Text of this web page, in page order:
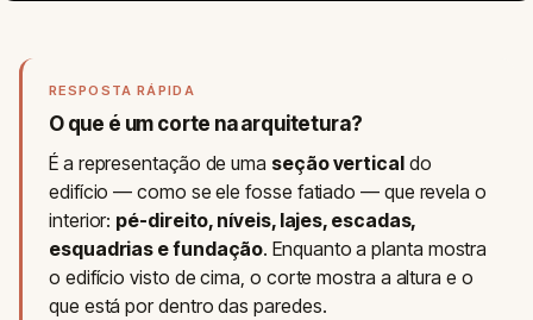
RESPOSTA RÁPIDA
O que é um corte na arquitetura?
É a representação de uma seção verticaldo
edifício — como se ele fosse fatiado — que revela o
interior: pé-direito, níveis, lajes, escadas,
esquadrias e fundação. Enquanto a planta mostra
o edifício visto de cima, o corte mostra a altura e o
que está por dentro das paredes.